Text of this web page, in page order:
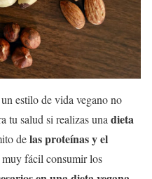
estilo de vida vegano no
tu salud si realizas una dieta
delas proteínas y el
muy fácil consumir los